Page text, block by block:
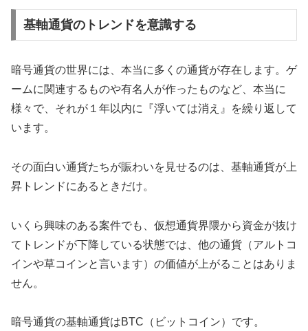
基軸通貨のトレンドを意識する
暗号通貨の世界には、本当に多くの通貨が存在します。ゲ
ームに関連するものや有名人が作ったものなど、本当に
様々で、それが１年以内に『浮いては消え』を繰り返して
います。
その面白い通貨たちが賑わいを見せるのは、基軸通貨が上
昇トレンドにあるときだけ。
いくら興味のある案件でも、仮想通貨界隈から資金が抜け
てトレンドが下降している状態では、他の通貨（アルトコ
インや草コインと言います）の価値が上がることはありま
せん。
暗号通貨の基軸通貨はBTC（ビットコイン）です。